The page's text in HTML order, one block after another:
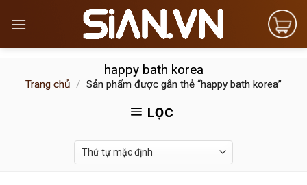
happy bath korea
Trang chủ / Sản phẩm được gắn thẻ “happy bath korea”
LỌC